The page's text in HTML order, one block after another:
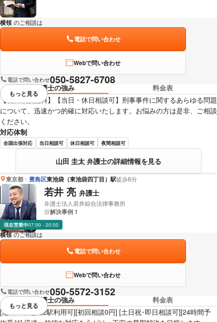
横領 のご相談は
電話で問い合わせ
Webで問い合わせ
電話で問い合わせ050-5827-6708
弁護士の強み
料金表
【初回相談無料】【当日・休日相談可】刑事事件に関するあらゆる問題
について、迅速かつ的確に対応いたします。お悩みの方は是非、ご相談
ください。
対応体制
全国出張対応 当日相談可 休日相談可 夜間相談可
山田 圭太 弁護士の詳細情報を見る
視覚的に省略されている要素を
もっと見る
東京都 豊島区東池袋（東池袋四丁目）駅徒歩6分
若井 亮 弁護士
弁護士法人若井綜合法律事務所
解決事例 1
現在営業中07:00 - 20:00
横領 のご相談は
電話で問い合わせ
Webで問い合わせ
電話で問い合わせ050-5572-3152
弁護士の強み
料金表
[池袋・東池袋2駅利用可][初回相談0円] [土日祝･即日相談可][24時間予
視覚的に省略されている要素を
もっと見る